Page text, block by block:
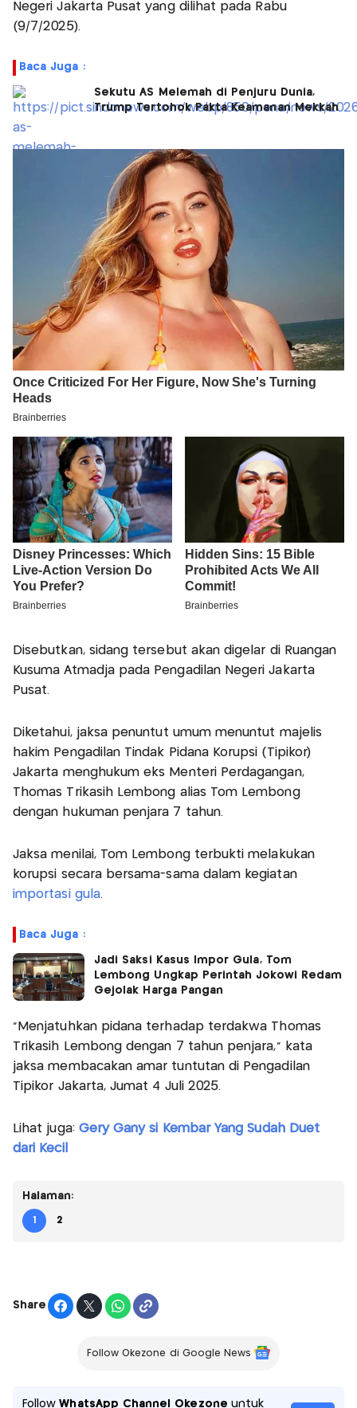
Negeri Jakarta Pusat yang dilihat pada Rabu
(9/7/2025).
Baca Juga :
Sekutu AS Melemah di Penjuru Dunia,
Trump Tertohok Pakta Keamanan Mekkah
Disebutkan, sidang tersebut akan digelar di Ruangan
Kusuma Atmadja pada Pengadilan Negeri Jakarta
Pusat.
Diketahui, jaksa penuntut umum menuntut majelis
hakim Pengadilan Tindak Pidana Korupsi (Tipikor)
Jakarta menghukum eks Menteri Perdagangan,
Thomas Trikasih Lembong alias Tom Lembong
dengan hukuman penjara 7 tahun.
Jaksa menilai, Tom Lembong terbukti melakukan
korupsi secara bersama-sama dalam kegiatan
importasi gula.
Baca Juga :
Jadi Saksi Kasus Impor Gula, Tom
Lembong Ungkap Perintah Jokowi Redam
Gejolak Harga Pangan
"Menjatuhkan pidana terhadap terdakwa Thomas
Trikasih Lembong dengan 7 tahun penjara," kata
jaksa membacakan amar tuntutan di Pengadilan
Tipikor Jakarta, Jumat 4 Juli 2025.
Lihat juga: Gery Gany si Kembar Yang Sudah Duet
dari Kecil
Halaman:
1 2
Share
Follow Okezone di Google News
FollowWhatsApp Channel Okezone untuk